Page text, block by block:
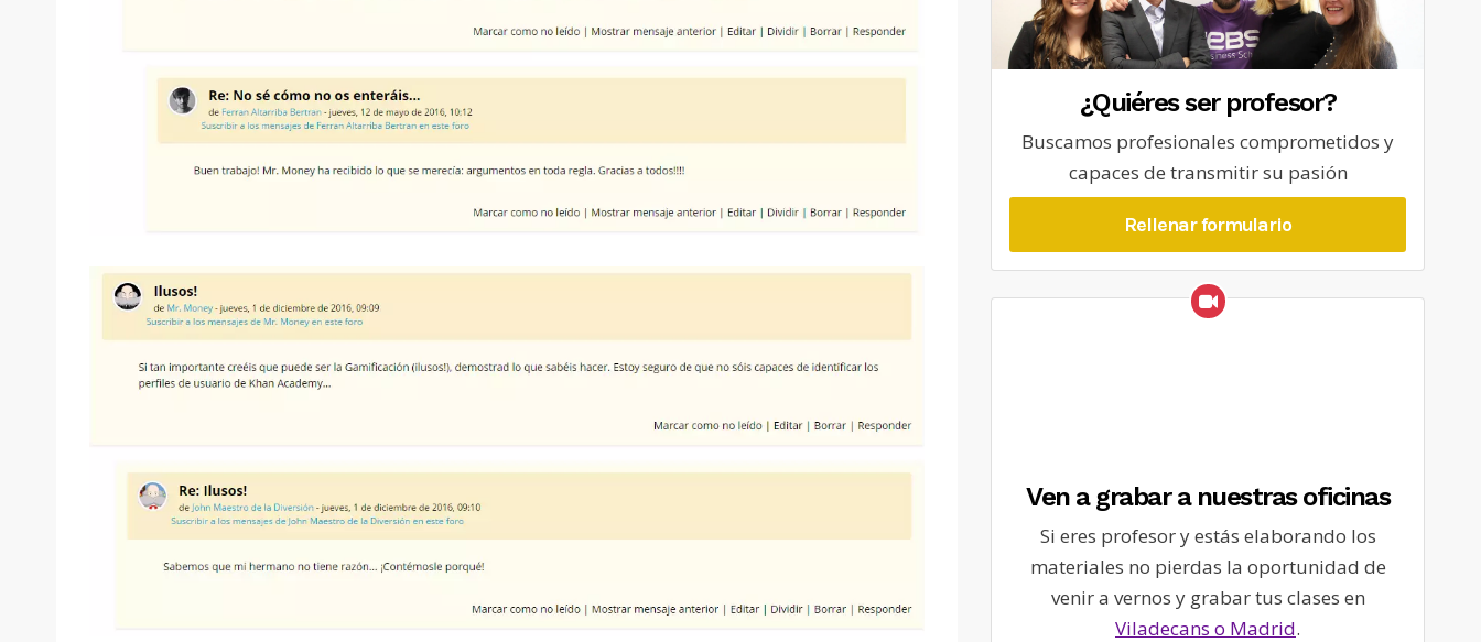
¿Quiéres ser profesor?
Buscamos profesionales comprometidos y
capaces de transmitir su pasión
Rellenar formulario
Ven a grabar a nuestras oficinas
Si eres profesor y estás elaborando los
materiales no pierdas la oportunidad de
venir a vernos y grabar tus clases en
Viladecans o Madrid.